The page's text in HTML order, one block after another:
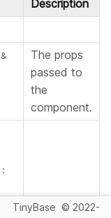
Description
&
The props
passed to
the
component.
:
TinyBase © 2022-